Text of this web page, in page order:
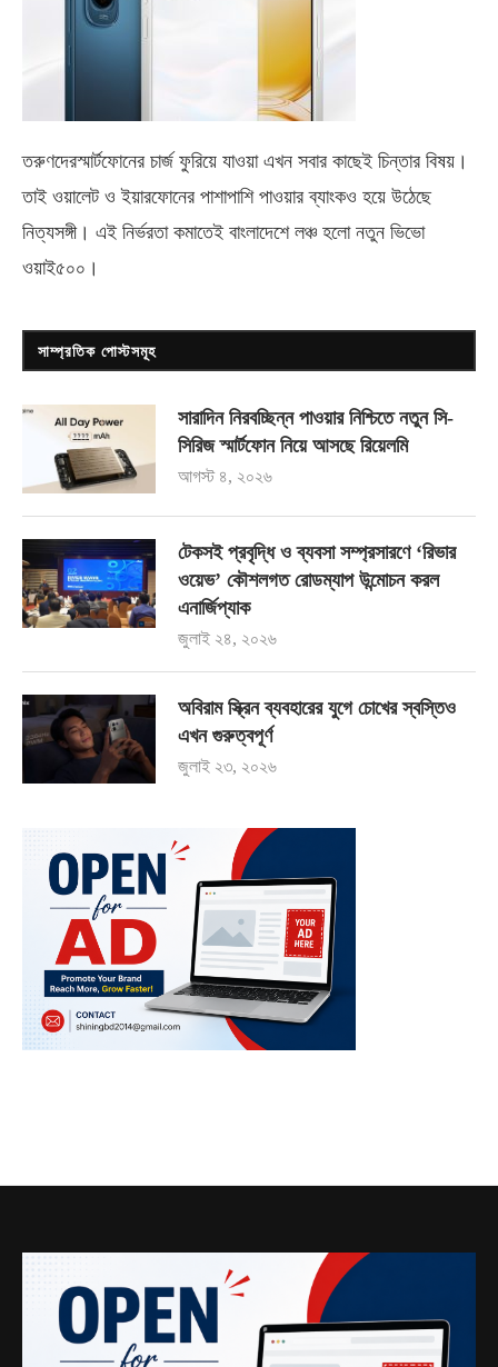
তরুণদেরস্মার্টফোনের চার্জ ফুরিয়ে যাওয়া এখন সবার কাছেই চিন্তার বিষয়।
তাই ওয়ালেট ও ইয়ারফোনের পাশাপাশি পাওয়ার ব্যাংকও হয়ে উঠেছে
নিত্যসঙ্গী। এই নির্ভরতা কমাতেই বাংলাদেশে লঞ্চ হলো নতুন ভিভো
ওয়াই৫০০ ।
সাম্প্রতিক পোস্টসমূহ
সারাদিন নিরবচ্ছিন্ন পাওয়ার নিশ্চিতে নতুন সি-
সিরিজ স্মার্টফোন নিয়ে আসছে রিয়েলমি
আগস্ট ৪, ২০২৬
টেকসই প্রবৃদ্ধি ও ব্যবসা সম্প্রসারণে ‘রিভার
ওয়েভ’ কৌশলগত রোডম্যাপ উন্মোচন করল
এনার্জিপ্যাক
জুলাই ২৪, ২০২৬
অবিরাম স্ক্রিন ব্যবহারের যুগে চোখের স্বস্তিও
এখন গুরুত্বপূর্ণ
জুলাই ২৩, ২০২৬